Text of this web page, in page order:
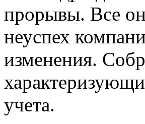
прорывы. Все
неуспех
изменения.
учета.